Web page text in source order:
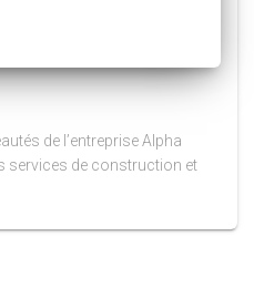
de l’entreprise Alpha
services de construction et